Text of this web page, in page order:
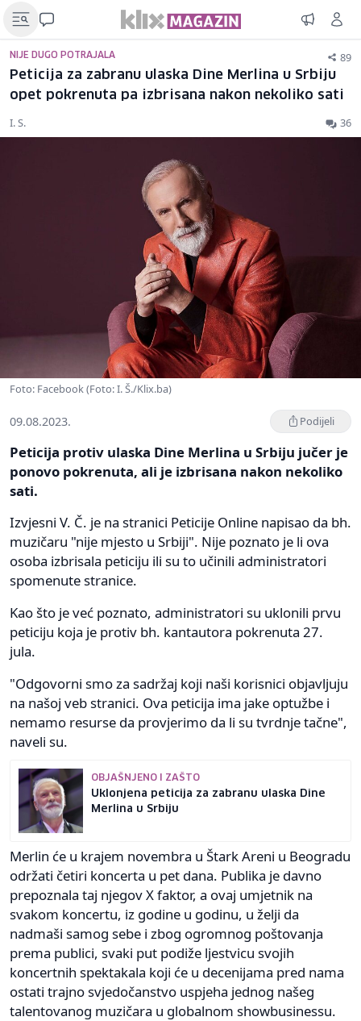
NIJE DUGO POTRAJALA 89
Peticija za zabranu ulaska Dine Merlina u Srbiju
opet pokrenuta pa izbrisana nakon nekoliko sati
I. S. 36
Foto: Facebook (Foto: I. Š./Klix.ba)
09.08.2023. Podijeli
Peticija protiv ulaska Dine Merlina u Srbiju jučer je
ponovo pokrenuta, ali je izbrisana nakon nekoliko
sati.
Izvjesni V. Č. je na stranici Peticije Online napisao da bh.
muzičaru "nije mjesto u Srbiji". Nije poznato je li ova
osoba izbrisala peticiju ili su to učinili administratori
spomenute stranice.
Kao što je već poznato, administratori su uklonili prvu
peticiju koja je protiv bh. kantautora pokrenuta 27.
jula.
"Odgovorni smo za sadržaj koji naši korisnici objavljuju
na našoj veb stranici. Ova peticija ima jake optužbe i
nemamo resurse da provjerimo da li su tvrdnje tačne",
naveli su.
OBJAŠNJENO I ZAŠTO
Uklonjena peticija za zabranu ulaska Dine
Merlina u Srbiju
Merlin će u krajem novembra u Štark Areni u Beogradu
održati četiri koncerta u pet dana. Publika je davno
prepoznala taj njegov X faktor, a ovaj umjetnik na
svakom koncertu, iz godine u godinu, u želji da
nadmaši samog sebe i zbog ogromnog poštovanja
prema publici, svaki put podiže ljestvicu svojih
koncertnih spektakala koji će u decenijama pred nama
ostati trajno svjedočanstvo uspjeha jednog našeg
talentovanog muzičara u globalnom showbusinessu.